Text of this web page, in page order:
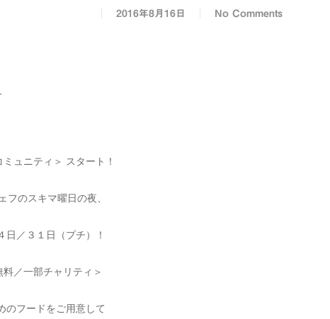
2016年8月16日 No Comments
ュニティ＞ スタート！
フのスキマ曜日の夜、
日／３１日（プチ）！
／一部チャリティ＞
のフードをご用意して